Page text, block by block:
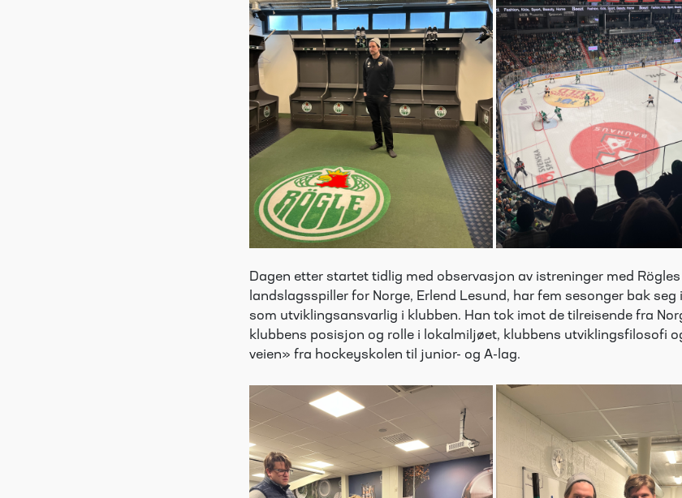
Dagen etter startet tidlig med observasjon av istreninger med
landslagsspiller for Norge, Erlend Lesund, har fem sesonger bak seg
som utviklingsansvarlig i klubben. Han tok imot de tilreisende fra
klubbens posisjon og rolle i lokalmiljøet, klubbens utviklingsfilosofi
veien» fra hockeyskolen til junior- og A-lag.